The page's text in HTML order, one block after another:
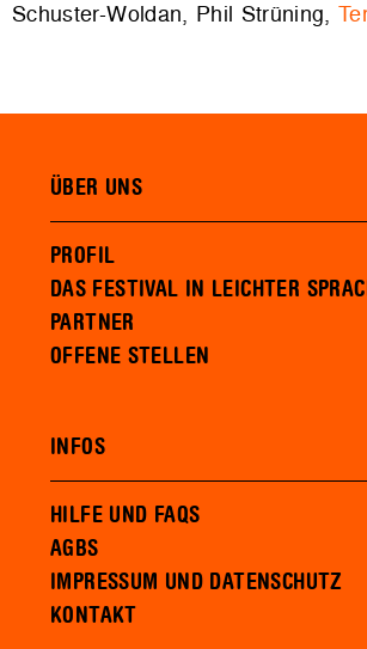
Schuster-Woldan, Phil Strüning,
ÜBER UNS
PROFIL
DAS FESTIVAL IN LEICHTER
PARTNER
OFFENE STELLEN
INFOS
HILFE UND FAQS
AGBS
IMPRESSUM UND DATENSCHUTZ
KONTAKT